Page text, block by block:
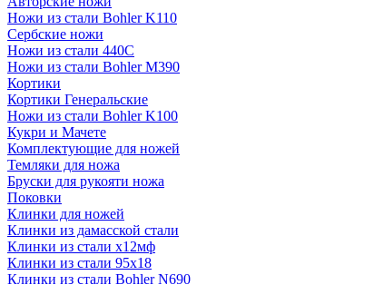
Ножи из стали Bohler K110
Сербские ножи
Ножи из стали 440С
Ножи из стали Bohler M390
Кортики
Кортики Генеральские
Ножи из стали Bohler K100
Кукри и Мачете
Комплектующие для ножей
Темляки для ножа
Бруски для рукояти ножа
Поковки
Клинки для ножей
Клинки из дамасской стали
Клинки из стали х12мф
Клинки из стали 95х18
Клинки из стали Bohler N690